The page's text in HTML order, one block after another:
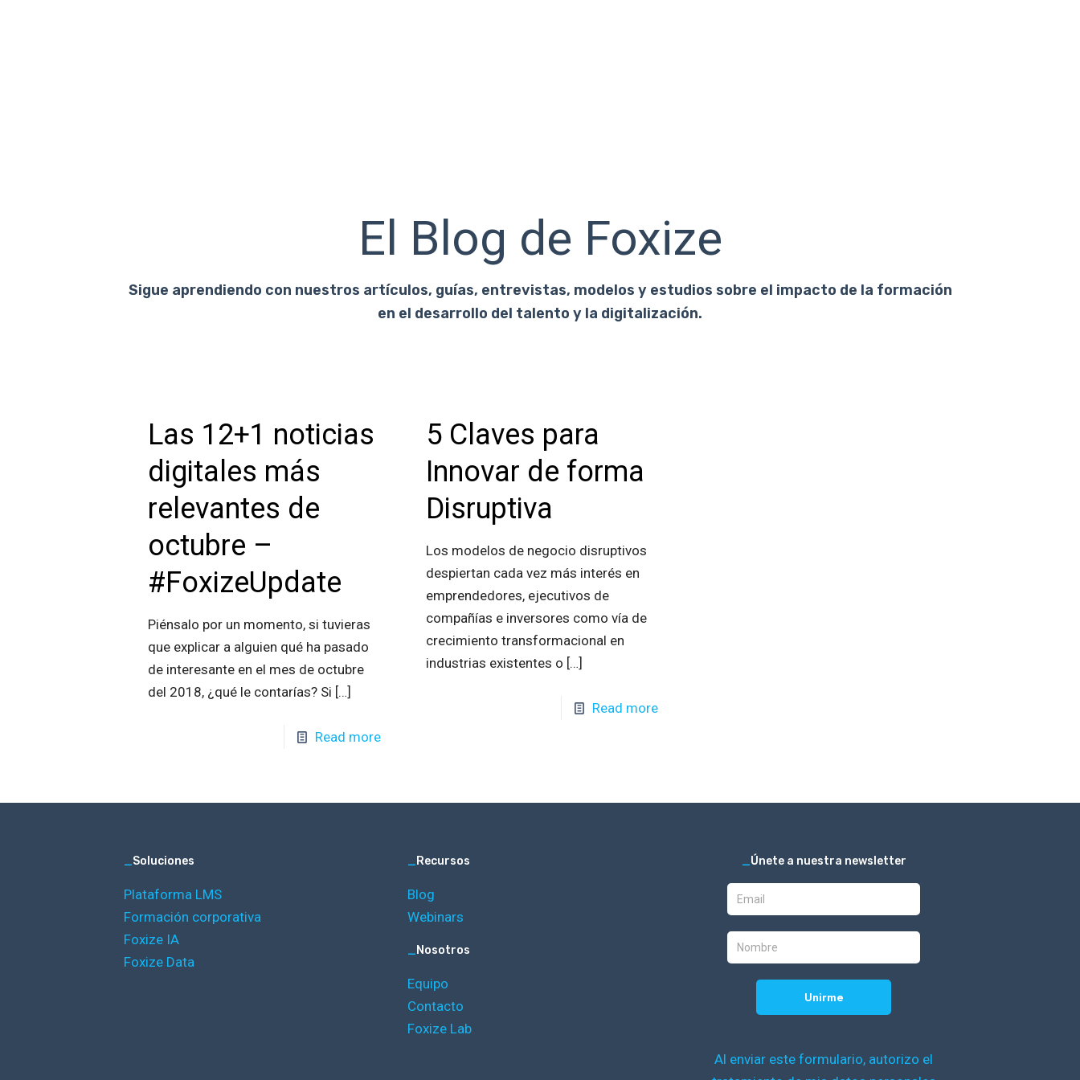
El Blog de Foxize
Sigue aprendiendo con nuestros artículos, guías, entrevistas, modelos y estudios sobre el impacto de la formación
en el desarrollo del talento y la digitalización.
Las 12+1 noticias
digitales más
relevantes de
octubre –
#FoxizeUpdate
Piénsalo por un momento, si tuvieras
que explicar a alguien qué ha pasado
de interesante en el mes de octubre
del 2018, ¿qué le contarías? Si […]
Read more
5 Claves para
Innovar de forma
Disruptiva
Los modelos de negocio disruptivos
despiertan cada vez más interés en
emprendedores, ejecutivos de
compañías e inversores como vía de
crecimiento transformacional en
industrias existentes o […]
Read more
_Soluciones
Plataforma LMS
Formación corporativa
Foxize IA
Foxize Data
_Recursos
Blog
Webinars
_Nosotros
Equipo
Contacto
Foxize Lab
_Únete a nuestra newsletter
Al enviar este formulario, autorizo el